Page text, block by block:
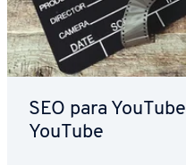
SEO para
YouTube